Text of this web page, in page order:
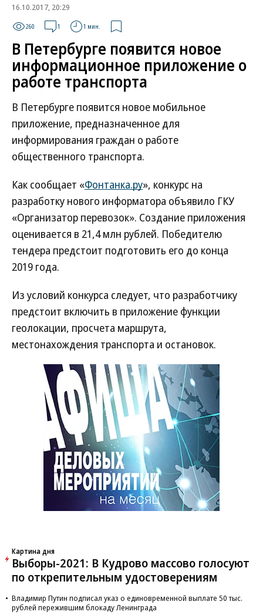
16.10.2017, 20:29
260 1 1 мин.
В Петербурге появится новое
информационное приложение о
работе транспорта
В Петербурге появится новое мобильное
приложение, предназначенное для
информирования граждан о работе
общественного транспорта.
Как сообщает «Фонтанка.ру», конкурс на
разработку нового информатора объявило ГКУ
«Организатор перевозок». Создание приложения
оценивается в 21,4 млн рублей. Победителю
тендера предстоит подготовить его до конца
2019 года.
Из условий конкурса следует, что разработчику
предстоит включить в приложение функции
геолокации, просчета маршрута,
местонахождения транспорта и остановок.
Картина дня
Выборы-2021: В Кудрово массово голосуют
по открепительным удостоверениям
Владимир Путин подписал указ о единовременной выплате 50 тыс.
рублей пережившим блокаду Ленинграда